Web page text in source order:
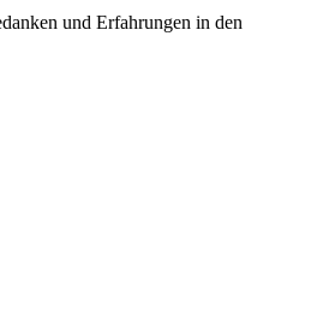
und Erfahrungen in den